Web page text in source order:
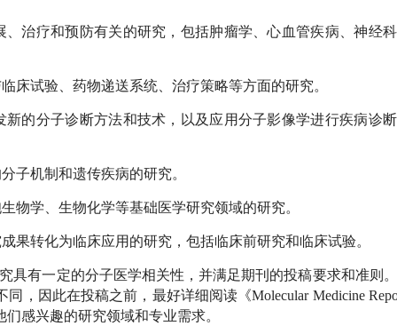
治疗和预防有关的研究，包括肿瘤学、心血管疾病、神经
床试验、药物递送系统、治疗策略等方面的研究。
的分子诊断方法和技术，以及应用分子影像学进行疾病诊
子机制和遗传疾病的研究。
物学、生物化学等基础医学研究领域的研究。
果转化为临床应用的研究，包括临床前研究和临床试验。
具有一定的分子医学相关性，并满足期刊的投稿要求和准则
，因此在投稿之前，最好详细阅读《Molecular Medicine
感兴趣的研究领域和专业需求。